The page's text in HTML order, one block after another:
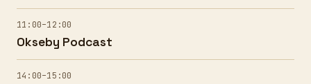
11:00–12:00
Okseby Podcast
14:00–15:00